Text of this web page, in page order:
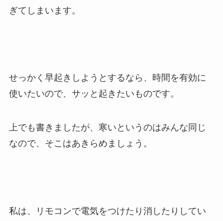
ぎてしまいます。
せっかく早起きしようとするなら、時間を有効に
使いたいので、サッと起きたいものです。
上でも書きましたが、寒いというのはみんな同じ
なので、そこはあきらめましょう。
私は、リモコンで電気をつけたり消したりしてい